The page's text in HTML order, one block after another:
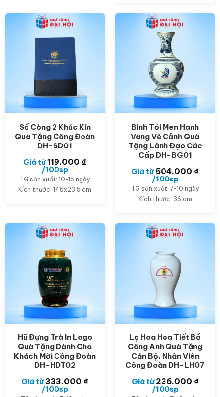
Sổ Còng 2 Khúc Kín
Quà Tặng Công Đoàn
DH-SD01
Giá từ119.000 ₫
/100sp
TG sản xuất: 10-15 ngày
Kích thước: 17.5x23.5 cm
Bình Tỏi Men Hanh
Vàng Vẽ Cảnh Quà
Tặng Lãnh Đạo Các
Cấp DH-BG01
Giá từ504.000 ₫
/100sp
TG sản xuất: 7-10 ngày
Kích thước: 36 cm
Hũ Đựng Trà In Logo
Quà Tặng Dành Cho
Khách Mời Công Đoàn
DH-HDT02
Giá từ333.000 ₫
/100sp
Lọ Hoa Họa Tiết Bồ
Công Anh Quà Tặng
Cán Bộ, Nhân Viên
Công Đoàn DH-LH07
Giá từ236.000 ₫
/100sp